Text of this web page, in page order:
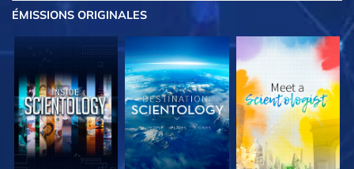
ÉMISSIONS ORIGINALES